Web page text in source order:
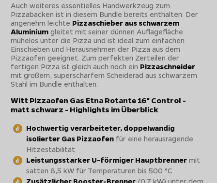
Auch weiteres essentielles Handwerkzeug zum
Pizzabacken ist in diesem Bundle bereits enthalten: Der
angenehm leichte Pizzaschieber aus schwarzem
Aluminium gleitet mit seiner dünnen Auflagefläche
mühelos unter die Pizza und ist ideal zum einfachen
Einschieben und Herausnehmen der Pizza aus dem
Pizzaofen geeignet. Zum perfekten Zerteilen der
fertigen Pizza ist gleich auch noch ein Pizzaschneider
mit großem, superscharfem Scheiderad aus schwarzem
Stahl im Bundle enthalten.
Witt Pizzaofen Gas Etna Rotante 16" Control -
matt schwarz - Highlights im Überblick
Hochwertig verarbeiteter, doppelwandig
isolierter Gas Pizzaofen für eine herausragende
Hitzestabilität
Leistungsstarker U-förmiger Hauptbrenner mit
satten 8,5 kW für Temperaturen bis 500 °C